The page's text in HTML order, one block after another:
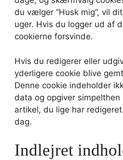
du vælger “Husk mig”, vil
uger. Hvis du logger ud af
cookierne forsvinde.
Hvis du redigerer eller
yderligere cookie blive
Denne cookie indeholder
data og opgiver
artikel, du lige har
dag.
Indlejret